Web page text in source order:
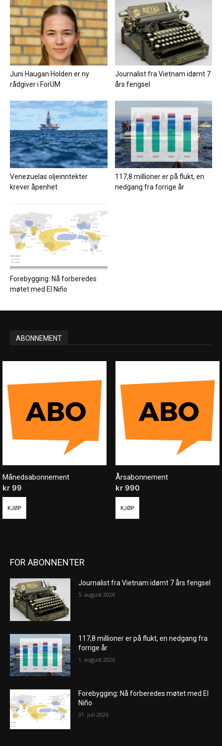
Juni Haugan Holden er ny
rådgiver i ForUM
Journalist fra Vietnam idømt 7
års fengsel
Venezuelas oljeinntekter
krever åpenhet
117,8 millioner er på flukt, en
nedgang fra forrige år
Forebygging: Nå forberedes
møtet med El Niño
ABONNEMENT
Månedsabonnement
kr 99
KJØP
Årsabonnement
kr990
KJØP
FOR ABONNENTER
Journalist fra Vietnam idømt 7 års fengsel
5. august 2026
117,8 millioner er på flukt, en nedgang fra
forrige år
1. august 2026
Forebygging: Nå forberedes møtet med El
Niño
31. juli 2026